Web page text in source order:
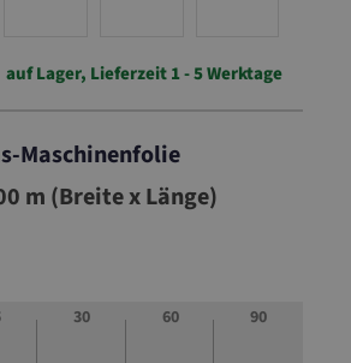
auf Lager, Lieferzeit 1 - 5 Werktage
Maschinenfolie
m (Breite x Länge)
30 60 90